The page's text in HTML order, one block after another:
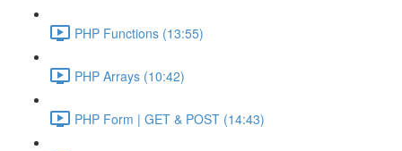
PHP Functions (13:55)
PHP Arrays (10:42)
PHP Form | GET & POST (14:43)